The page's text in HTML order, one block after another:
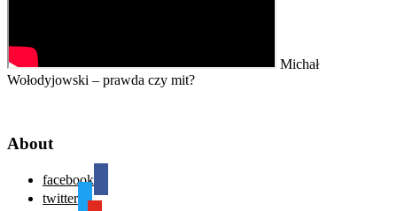
Michał
Wołodyjowski – prawda czy mit?
About
facebook
twitter